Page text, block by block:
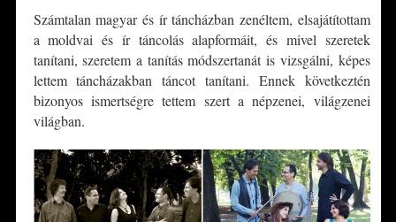
Számtalan magyar és ír táncházban zenéltem, elsajátítottam
a moldvai és ír táncolás alapformáit, és mivel szeretek
tanítani, szeretem a tanítás módszertanát is vizsgálni, képes
lettem táncházakban táncot tanítani. Ennek következtén
bizonyos ismertségre tettem szert a népzenei, világzenei
világban.